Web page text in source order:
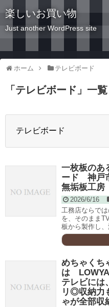
楽しいお買い物
Just another WordPress site
ホーム テレビボード
「 テレビボード 」 一覧
テレビボード
一枚板の
ード 神戸
無垢板工
2026/6/16
工務店ならで
を、そのまま
板から製作し
めちゃくち
は LOWYA
テレビには
リ◎収納力
ゃが全部収